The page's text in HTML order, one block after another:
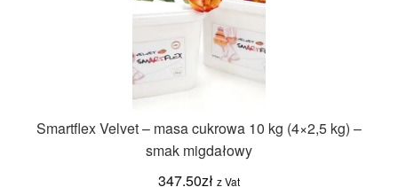
Smartflex Velvet – masa cukrowa 10 kg (4×2,5 kg) –
smak migdałowy
347.50zł z Vat